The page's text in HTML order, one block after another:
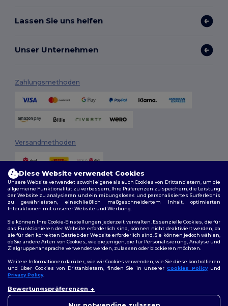
Lassen Sie uns helfen
Unser Unternehmen
Zahlungsmethoden
Versandmethoden
Allgemeine Geschäftsbedingungen|Personalisierungsrichtlinien
|
Datenschutzbestimmungen
Berlin|Hamburg|München|Köln|Frankfurt|Essen|Dortmund|
Diese Website verwendet Cookies
Unsere Website verwendet sowohl eigene als auch Cookies von Drittanbietern, um die
allgemeine Funktionalität zu verbessern, Ihre Präferenzen zu speichern, die Leistung
der Website zu analysieren und ein reibungsloses und personalisiertes Surferlebnis
zu gewährleisten, einschließlich maßgeschneidertem Inhalt, optimierten
Interaktionen mit unserer Website und Werbung.
Sie können Ihre Cookie-Einstellungen jederzeit verwalten. Essenzielle Cookies, die für
das Funktionieren der Website erforderlich sind, können nicht deaktiviert werden, da
sie für den korrekten Betrieb der Website erforderlich sind. Sie können jedoch wählen,
ob Sie andere Arten von Cookies, wie diejenigen, die für Personalisierung, Analyse und
Zielgruppenansprache verwendet werden, zulassen oder blockieren möchten.
Weitere Informationen darüber, wie wir Cookies verwenden, wie Sie diese kontrollieren
und über Cookies von Drittanbietern, finden Sie in unsererCookies Policyund
Privacy Policy.
Bewertungspräferenzen